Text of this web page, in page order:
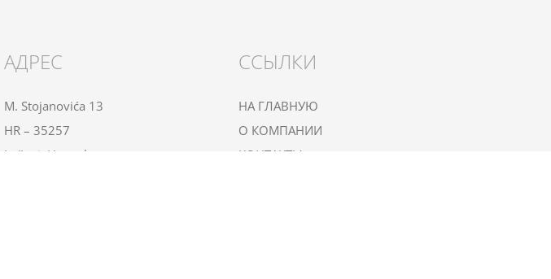
АДРЕС
M. Stojanovića 13
HR – 35257
Lužani, Hrvatska
ССЫЛКИ
НА ГЛАВНУЮ
О КОМПАНИИ
КОНТАКТЫ